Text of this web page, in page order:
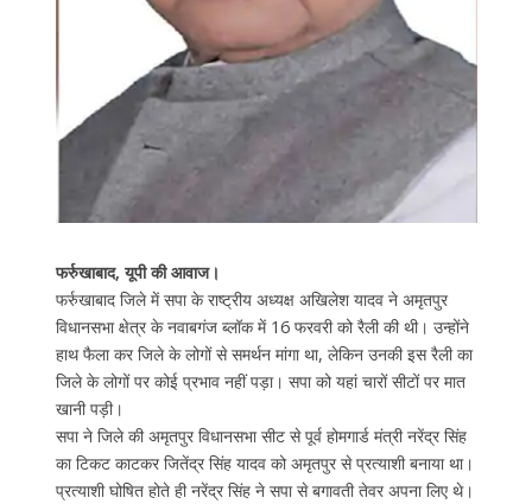
फर्रुखाबाद, यूपी की आवाज।
फर्रुखाबाद जिले में सपा के राष्ट्रीय अध्यक्ष अखिलेश यादव ने अमृतपुर
विधानसभा क्षेत्र के नवाबगंज ब्लॉक में 16 फरवरी को रैली की थी। उन्होंने
हाथ फैला कर जिले के लोगों से समर्थन मांगा था, लेकिन उनकी इस रैली का
जिले के लोगों पर कोई प्रभाव नहीं पड़ा। सपा को यहां चारों सीटों पर मात
खानी पड़ी।
सपा ने जिले की अमृतपुर विधानसभा सीट से पूर्व होमगार्ड मंत्री नरेंद्र सिंह
का टिकट काटकर जितेंद्र सिंह यादव को अमृतपुर से प्रत्याशी बनाया था।
प्रत्याशी घोषित होते ही नरेंद्र सिंह ने सपा से बगावती तेवर अपना लिए थे।